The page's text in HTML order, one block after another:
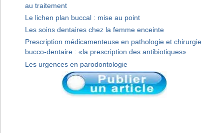
au traitement
Le lichen plan buccal : mise au point
Les soins dentaires chez la femme enceinte
Prescription médicamenteuse en pathologie et chirurgie
bucco-dentaire : «la prescription des antibiotiques»
Les urgences en parodontologie